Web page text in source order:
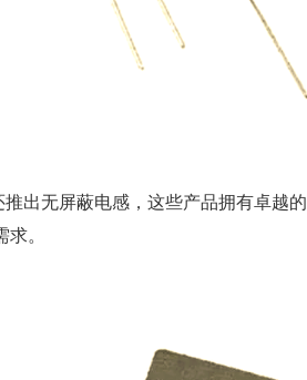
出无屏蔽电感，这些产品拥有卓越
。